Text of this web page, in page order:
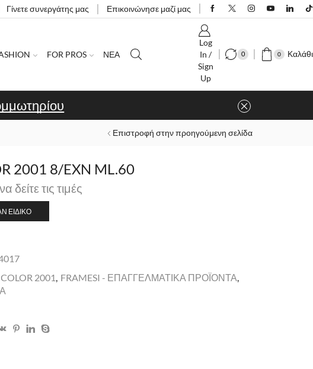
Γίνετε συνεργάτης μας Επικοινώνησε μαζί μας
FOR PROS ΝΕΑ
Log
In /
Sign
Up
0 0 Καλάθι
Επιστροφή στην προηγούμενη σελίδα
2001 8/EXN ML.60
δείτε τις τιμές
ΕΙΔΙΚΌ
2001 FRAMESI - ΕΠΑΓΓΕΛΜΑΤΙΚΑ ΠΡΟΪΟΝΤΑ